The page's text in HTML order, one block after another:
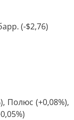
(-$2,76)
Полюс (+0,08%),